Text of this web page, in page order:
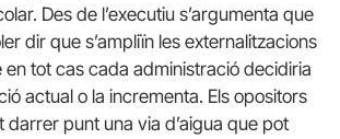
Des de l’executiu s’argumenta que
dir que s’ampliïn les externalitzacions
en tot cas cada administració decidiria
actual o la incrementa. Els opositors
darrer punt una via d’aigua que pot